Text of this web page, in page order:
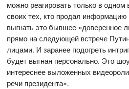
можно реагировать только в одном
своих тех, кто продал
выгнать это бывшее «доверенное
прямо на следующей встрече
лицами. И заранее подогреть
будет выгнан персонально. Это
интереснее выложенных
речи президента».